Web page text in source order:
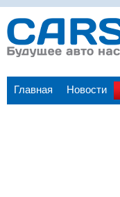
Главная Новости